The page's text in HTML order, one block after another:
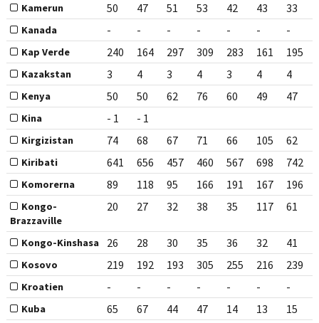
Kamerun 50 47 51 53 42 43 33
Kanada - - - - - - -
Kap Verde 240 164 297 309 283 161 195
Kazakstan 3 4 3 4 3 4 4
Kenya 50 50 62 76 60 49 47
Kina - 1 - 1
Kirgizistan 74 68 67 71 66 105 62
Kiribati 641 656 457 460 567 698 742
Komorerna 89 118 95 166 191 167 196
Kongo-
Brazzaville
20 27 32 38 35 117 61
Kongo-Kinshasa 26 28 30 35 36 32 41
Kosovo 219 192 193 305 255 216 239
Kroatien - - - - - - -
Kuba 65 67 44 47 14 13 15